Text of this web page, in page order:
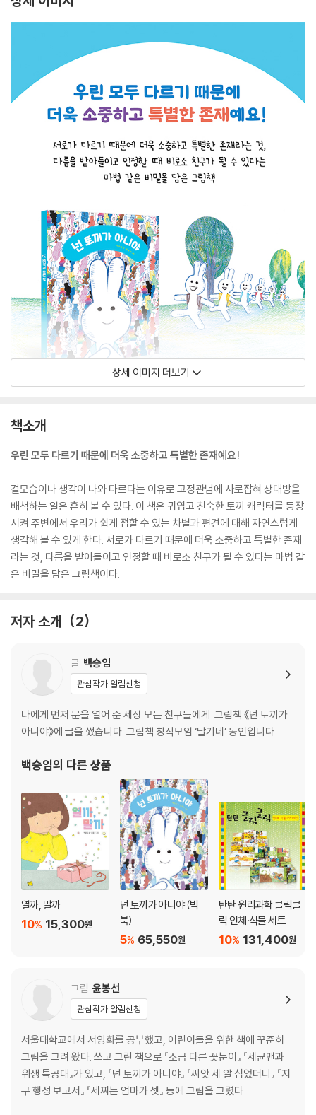
상세 이미지 더보기
책소개
우린 모두 다르기 때문에 더욱 소중하고 특별한 존재예요!
겉모습이나 생각이 나와 다르다는 이유로 고정관념에 사로잡혀 상대방을
배척하는 일은 흔히 볼 수 있다. 이 책은 귀엽고 친숙한 토끼 캐릭터를 등장
시켜 주변에서 우리가 쉽게 접할 수 있는 차별과 편견에 대해 자연스럽게
생각해 볼 수 있게 한다. 서로가 다르기 때문에 더욱 소중하고 특별한 존재
라는 것, 다름을 받아들이고 인정할 때 비로소 친구가 될 수 있다는 마법 같
은 비밀을 담은 그림책이다.
저자 소개 2
글 백승임
관심작가 알림신청
나에게 먼저 문을 열어 준 세상 모든 친구들에게. 그림책 《넌 토끼가
아니야》에 글을 썼습니다. 그림책 창작모임 ‘달기네’ 동인입니다.
백승임의 다른 상품
열까, 말까
15,300원
10%
넌 토끼가 아니야 (빅
북)
65,550원
5%
탄탄 원리과학 클릭클
릭 인체·식물 세트
131,400원
10%
그림 윤봉선
관심작가 알림신청
서울대학교에서 서양화를 공부했고, 어린이들을 위한 책에 꾸준히
그림을 그려 왔다. 쓰고 그린 책으로 『조금 다른 꽃눈이』 『세균맨과
위생 특공대』가 있고, 『넌 토끼가 아니야』 『씨앗 세 알 심었더니』 『지
구 행성 보고서』 『세찌는 엄마가 셋』 등에 그림을 그렸다.